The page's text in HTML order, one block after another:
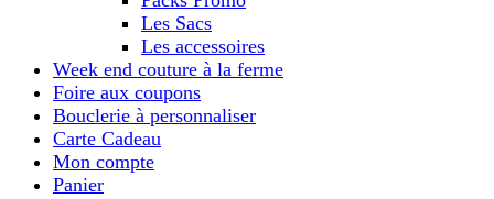
Les Sacs
Les accessoires
Week end couture à la ferme
Foire aux coupons
Bouclerie à personnaliser
Carte Cadeau
Mon compte
Panier